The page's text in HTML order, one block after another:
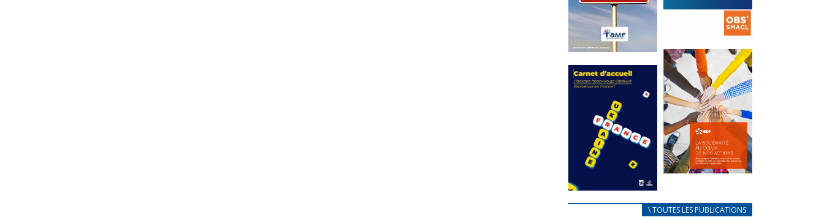
Statut de
l’élu local
Mise à jour avril
2024
FEUILLETER
La
prévention
des conflits
d’intérêts
18 septembre 2023
FEUILLETER
au coeur de
nos actions
\ TOUTES LES PUBLICATIONS